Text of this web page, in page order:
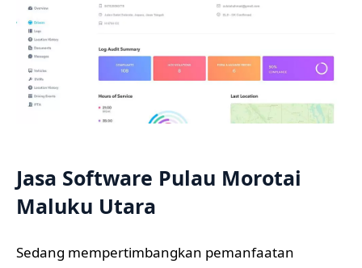
Jasa Software Pulau Morotai
Maluku Utara
Sedang mempertimbangkan pemanfaatan